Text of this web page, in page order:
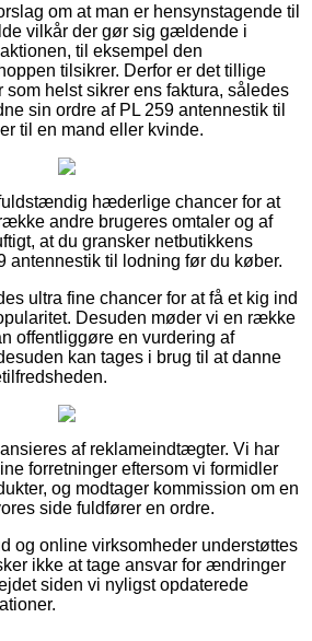
om at man er hensynstagende til
vilkår der gør sig gældende i
til eksempel den
tilsikrer. Derfor er det tillige
som helst sikrer ens faktura, således
sin ordre af PL 259 antennestik til
til en mand eller kvinde.
hæderlige chancer for at
andre brugeres omtaler og af
at du gransker netbutikkens
antennestik til lodning før du køber.
ultra fine chancer for at få et kig ind
Desuden møder vi en række
offentliggøre en vurdering af
kan tages i brug til at danne
af reklameindtægter. Vi har
forretninger eftersom vi formidler
og modtager kommission om en
side fuldfører en ordre.
og online virksomheder understøttes
ikke at tage ansvar for ændringer
siden vi nyligst opdaterede